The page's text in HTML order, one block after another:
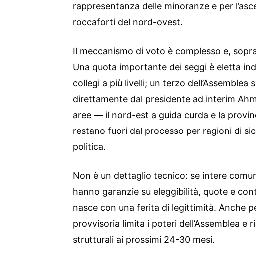
rappresentanza delle minoranze e per
roccaforti del nord-ovest.
Il meccanismo di voto è complesso e,
Una quota importante dei seggi è eletta
collegi a più livelli; un terzo dell’Assemblea
direttamente dal presidente ad interim
aree — il nord-est a guida curda e la
restano fuori dal processo per ragioni di
politica.
Non è un dettaglio tecnico: se intere
hanno garanzie su eleggibilità, quote e
nasce con una ferita di legittimità. Anche
provvisoria limita i poteri dell’Assemblea e
strutturali ai prossimi 24-30 mesi.